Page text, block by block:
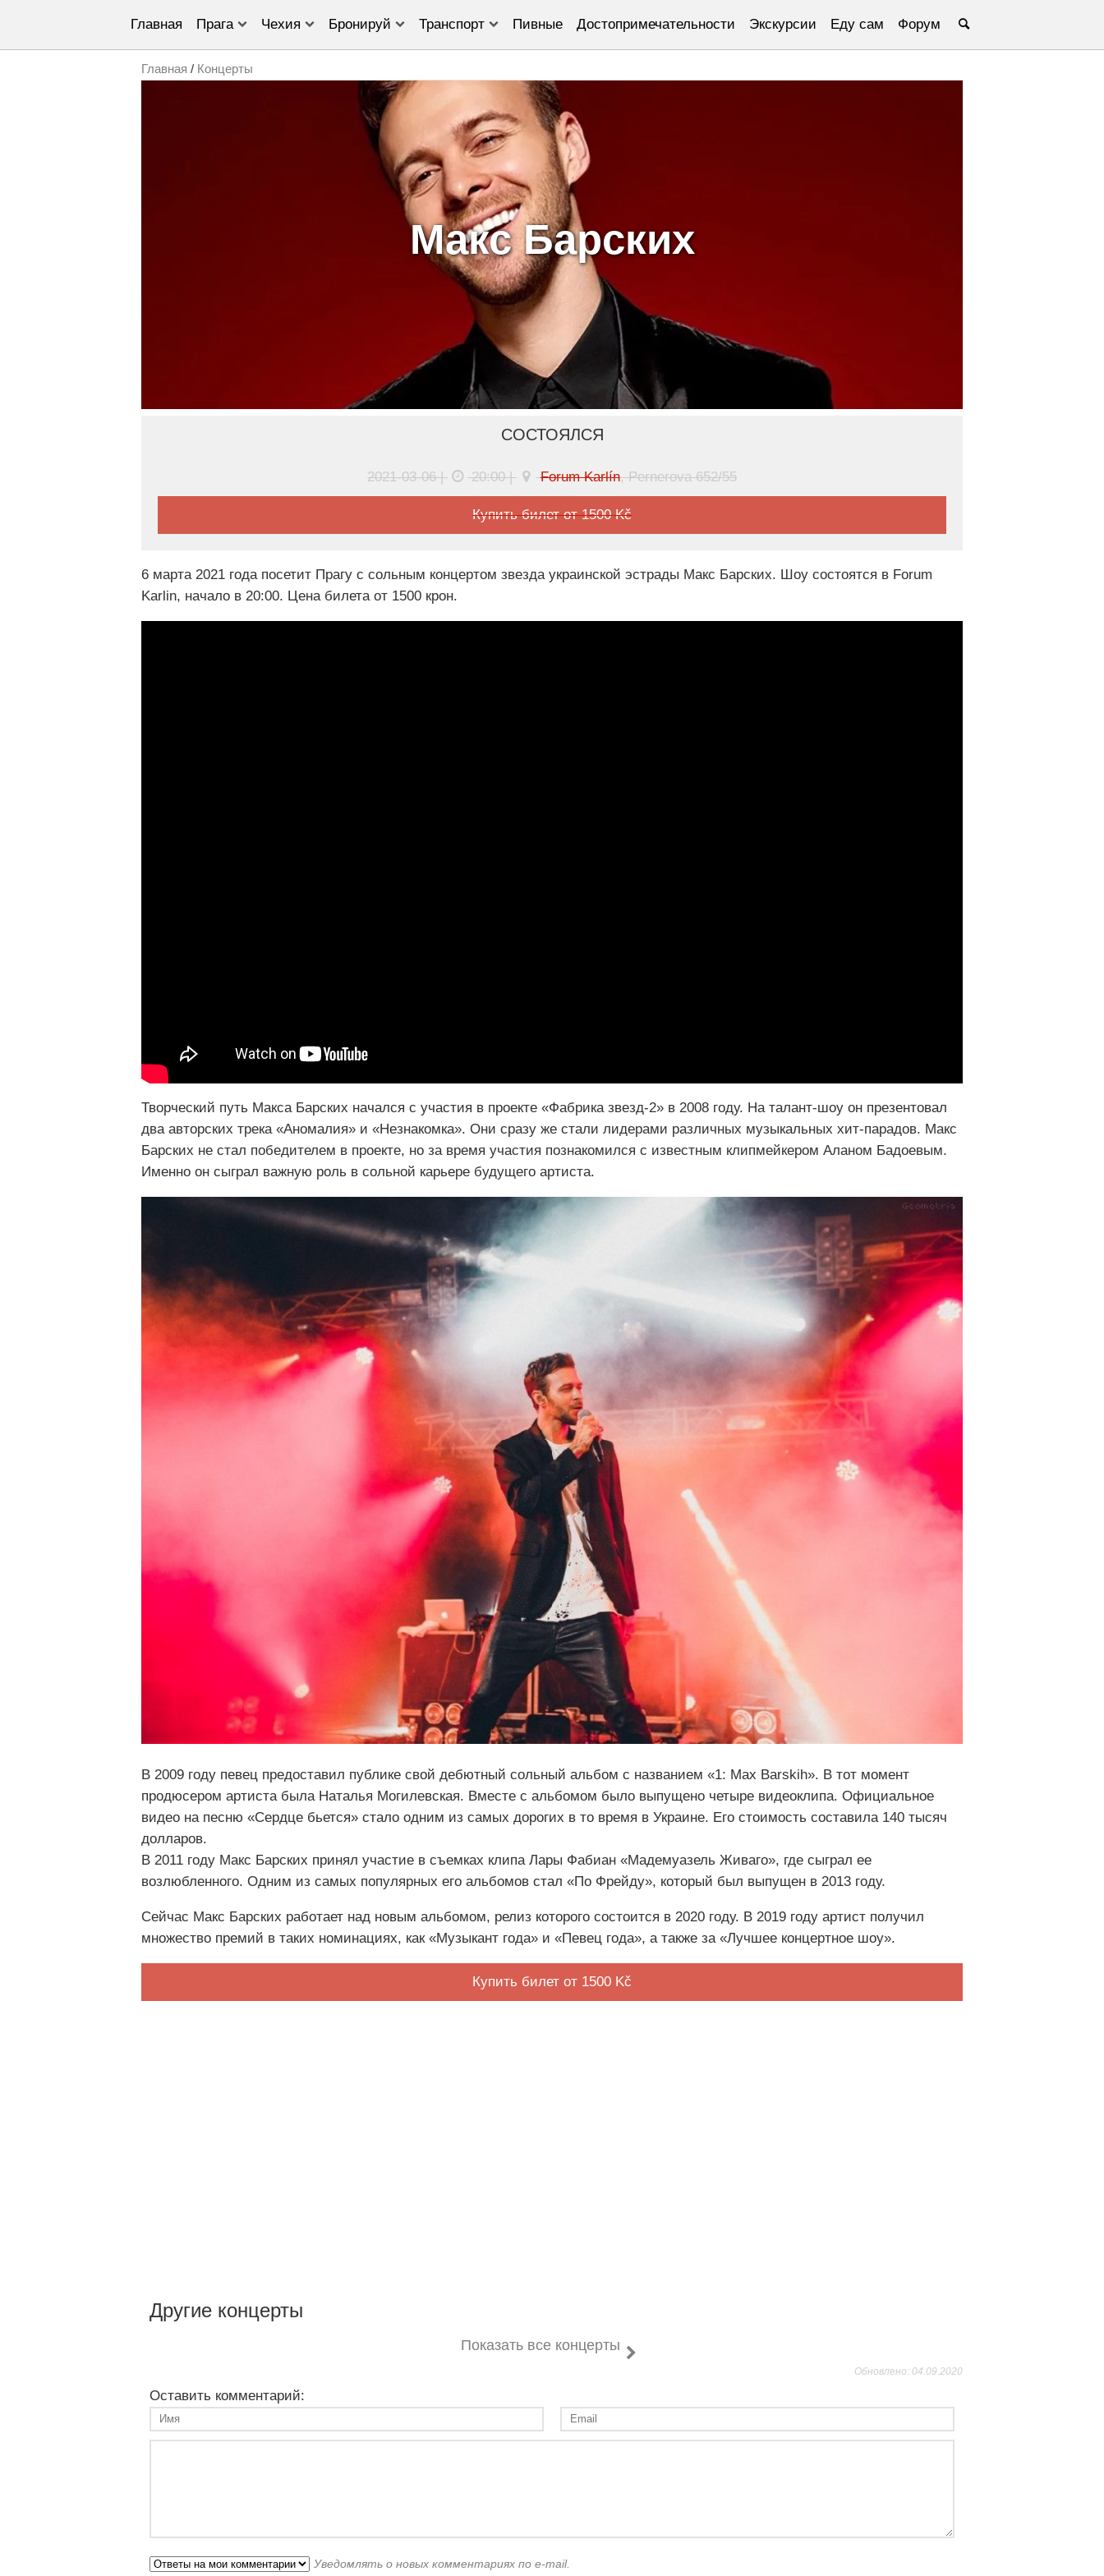
Главная Прага Чехия Бронируй Транспорт Пивные Достопримечательности Экскурсии Еду сам Форум
Главная / Концерты
Макс Барских
СОСТОЯЛСЯ
2021-03-06 | 20:00 | Forum Karlín, Pernerova 652/55
Купить билет от 1500 Kč
6 марта 2021 года посетит Прагу с сольным концертом звезда украинской эстрады Макс Барских. Шоу состоятся в Forum
Karlin, начало в 20:00. Цена билета от 1500 крон.
Творческий путь Макса Барских начался с участия в проекте «Фабрика звезд-2» в 2008 году. На талант-шоу он презентовал
два авторских трека «Аномалия» и «Незнакомка». Они сразу же стали лидерами различных музыкальных хит-парадов. Макс
Барских не стал победителем в проекте, но за время участия познакомился с известным клипмейкером Аланом Бадоевым.
Именно он сыграл важную роль в сольной карьере будущего артиста.
В 2009 году певец предоставил публике свой дебютный сольный альбом с названием «1: Max Barskih». В тот момент
продюсером артиста была Наталья Могилевская. Вместе с альбомом было выпущено четыре видеоклипа. Официальное
видео на песню «Сердце бьется» стало одним из самых дорогих в то время в Украине. Его стоимость составила 140 тысяч
долларов.
В 2011 году Макс Барских принял участие в съемках клипа Лары Фабиан «Мадемуазель Живаго», где сыграл ее
возлюбленного. Одним из самых популярных его альбомов стал «По Фрейду», который был выпущен в 2013 году.
Сейчас Макс Барских работает над новым альбомом, релиз которого состоится в 2020 году. В 2019 году артист получил
множество премий в таких номинациях, как «Музыкант года» и «Певец года», а также за «Лучшее концертное шоу».
Купить билет от 1500 Kč
Другие концерты
Показать все концерты
Обновлено: 04.09.2020
Оставить комментарий:
Уведомлять о новых комментариях по e-mail.